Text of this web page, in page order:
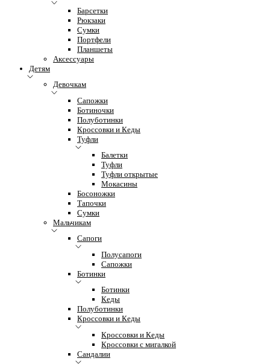
Барсетки
Рюкзаки
Сумки
Портфели
Планшеты
Аксессуары
Детям
Девочкам
Сапожки
Ботиночки
Полуботинки
Кроссовки и Кеды
Туфли
Балетки
Туфли
Туфли открытые
Мокасины
Босоножки
Тапочки
Сумки
Мальчикам
Сапоги
Полусапоги
Сапожки
Ботинки
Ботинки
Кеды
Полуботинки
Кроссовки и Кеды
Кроссовки и Кеды
Кроссовки с мигалкой
Сандалии